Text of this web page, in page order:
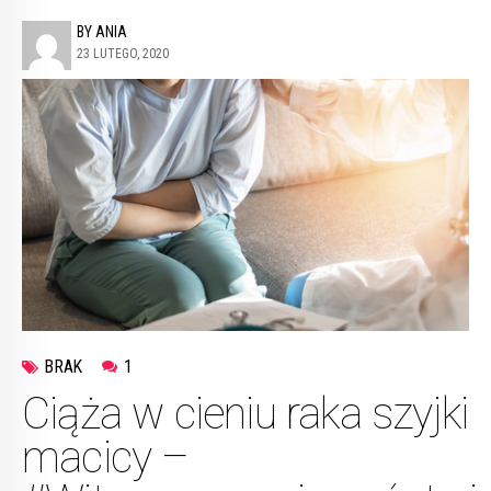
BY ANIA
23 LUTEGO, 2020
BRAK 1
Ciąża w cieniu raka szyjki
macicy –